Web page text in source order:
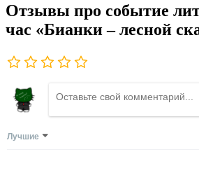
Отзывы про событие
час «Бианки – лесной
Лучшие